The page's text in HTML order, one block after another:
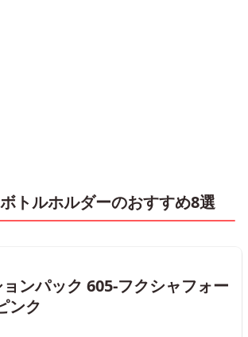
トルホルダーのおすすめ8選
ンパック 605-フクシャフォー
ンク